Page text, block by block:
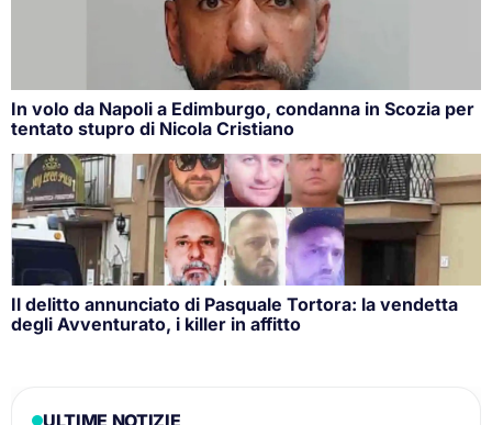
In volo da Napoli a Edimburgo, condanna in Scozia per
tentato stupro di Nicola Cristiano
Il delitto annunciato di Pasquale Tortora: la vendetta
degli Avventurato, i killer in affitto